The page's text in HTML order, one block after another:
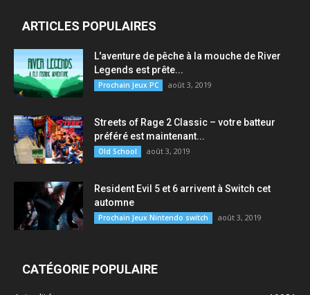
ARTICLES POPULAIRES
L'aventure de pêche à la mouche de River
Legends est prête...
Prochain Jeux PC août 3, 2019
Streets of Rage 2 Classic – votre batteur
préféré est maintenant...
Old School août 3, 2019
Resident Evil 5 et 6 arrivent à Switch cet
automne
Prochain Jeux Nintendo switch août 3, 2019
CATÉGORIE POPULAIRE